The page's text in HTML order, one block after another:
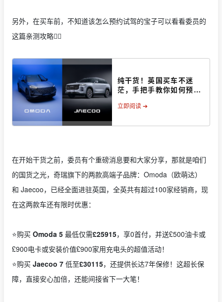
另外，在买车前，不知道该怎么预约试驾的宝子可以看看委员的
这篇亲测攻略👇🏻
纯干货！英国买车不迷
茫，手把手教你如何预约
立即阅读 ➔
在开始干货之前，委员有个重磅消息要和大家分享，那就是咱们
的国货之光，奇瑞旗下的两款高端子品牌：Omoda（欧萌达）
和 Jaecoo，已经全面进驻英国，全英共有超过100家经销商，现
在这两款车还有限时优惠：
⭐️购买 Omoda 5 最低仅需£25915，享0首付，并送£500油卡或
£900电卡或安装价值£900家用充电头的超值活动！
⭐️购买 Jaecoo 7 低至£30115，还提供长达7年保修！这超长保
障，直接安心加倍，还能间接省下一大笔！